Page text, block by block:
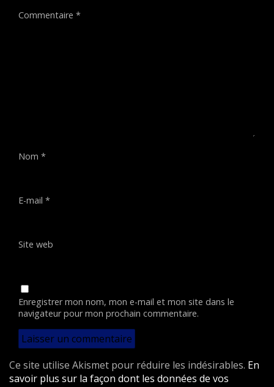
Commentaire *
Nom *
E-mail *
Site web
Enregistrer mon nom, mon e-mail et mon site dans le
navigateur pour mon prochain commentaire.
Ce site utilise Akismet pour réduire les indésirables. En
savoir plus sur la façon dont les données de vos